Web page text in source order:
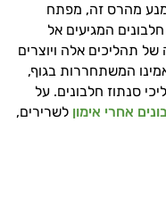
מהרס זה, מפתח
המגיעים אל
תהליכים אלה ויוצרים
המשתחררות בגוף,
סנתוז חלבונים. על
אחרי אימון לשרירים,
את תוספי
למטרות
אילו רכיבים
גם בחיי היום
המלצות